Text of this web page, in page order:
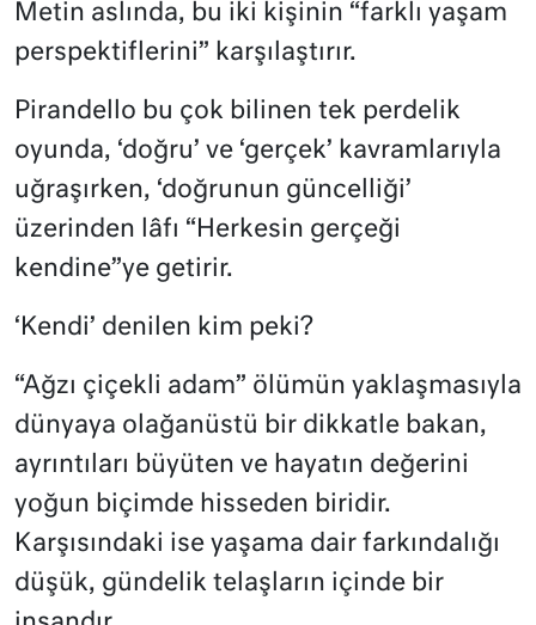
Metin aslında, bu iki kişinin “farklı yaşam
perspektiflerini” karşılaştırır.
Pirandello bu çok bilinen tek perdelik
oyunda, ‘doğru’ ve ‘gerçek’ kavramlarıyla
uğraşırken, ‘doğrunun güncelliği’
üzerinden lâfı “Herkesin gerçeği
kendine”ye getirir.
‘Kendi’ denilen kim peki?
“Ağzı çiçekli adam” ölümün yaklaşmasıyla
dünyaya olağanüstü bir dikkatle bakan,
ayrıntıları büyüten ve hayatın değerini
yoğun biçimde hisseden biridir.
Karşısındaki ise yaşama dair farkındalığı
düşük, gündelik telaşların içinde bir